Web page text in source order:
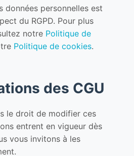
données personnelles est
du RGPD. Pour plus
notre Politique de
Politique de cookies.
des CGU
le droit de modifier ces
entrent en vigueur dès
vous invitons à les